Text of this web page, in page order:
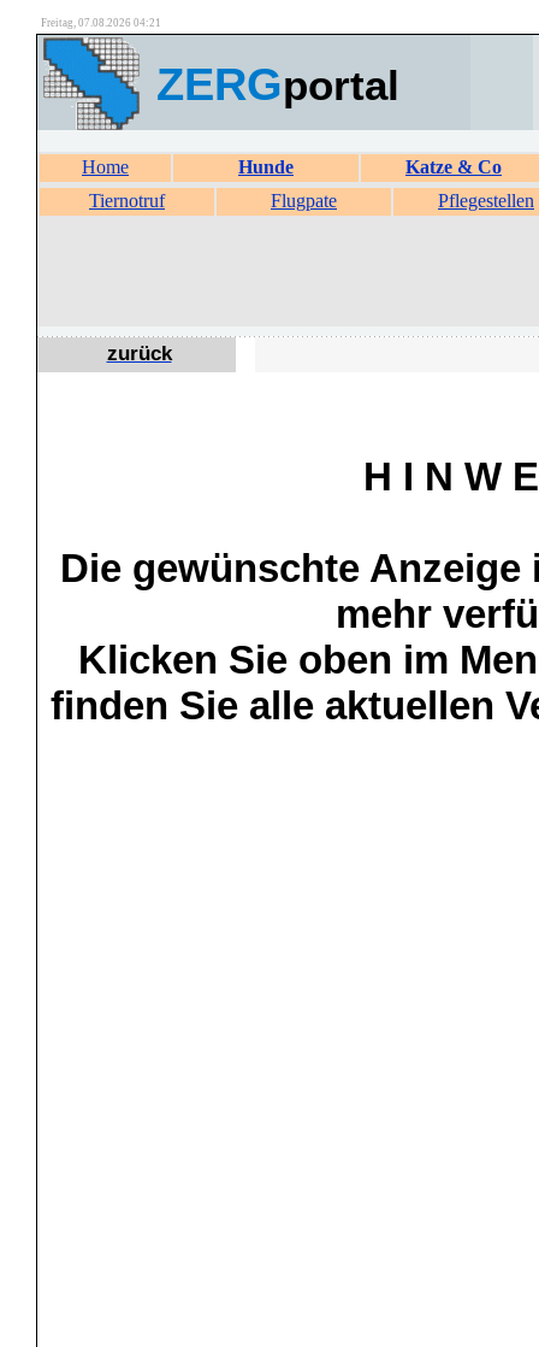
Freitag, 07.08.2026 04:21
ZERGportal
Home Hunde
Katze & Co
Tiernotruf
Flugpate Pflegestellen
zurück
H I N W
Die gewünschte
mehr
Klicken Sie oben im
finden Sie alle aktuellen